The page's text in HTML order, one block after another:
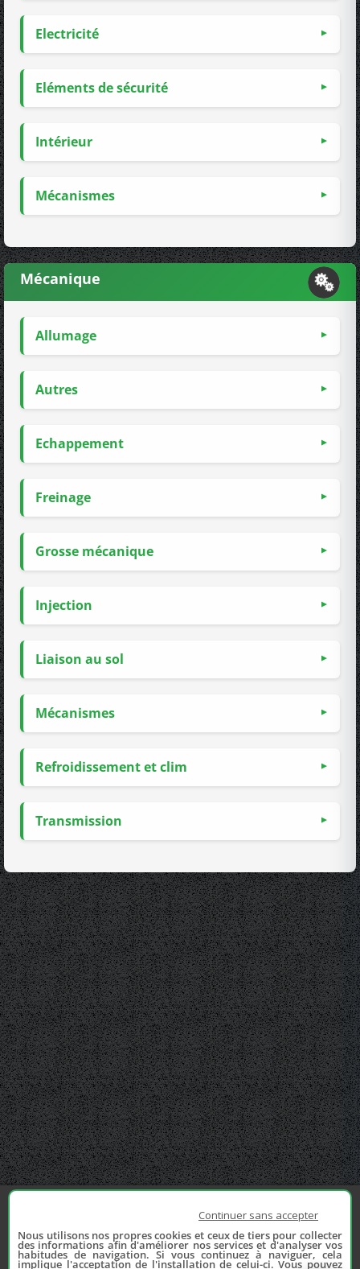
Electricité
Eléments de sécurité
Intérieur
Mécanismes
Mécanique
Allumage
Autres
Echappement
Freinage
Grosse mécanique
Injection
Liaison au sol
Mécanismes
Refroidissement et clim
Transmission
Continuer sans accepter
Nous utilisons nos propres cookies et ceux de tiers pour collecter
des informations afin d'améliorer nos services et d'analyser vos
habitudes de navigation. Si vous continuez à naviguer, cela
implique l'acceptation de l'installation de celui-ci. Vous pouvez